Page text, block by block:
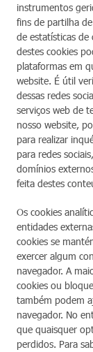
instrumentos
fins de partilha
de estatísticas
destes cookies
plataformas em
website. É útil
dessas redes
serviços web de
nosso website,
para realizar
para redes
domínios
feita destes
Os cookies
entidades
cookies se
exercer algum
navegador. A
cookies ou
também podem
navegador. No
que quaisquer
perdidos. Para